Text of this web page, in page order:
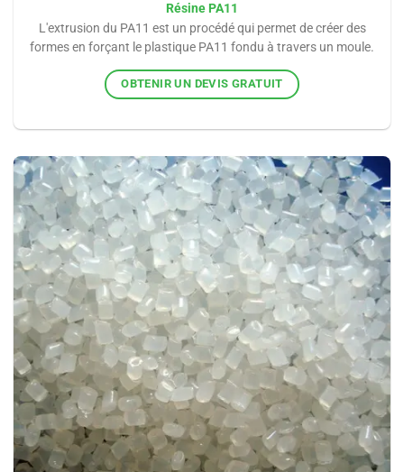
Résine PA11
L'extrusion du PA11 est un procédé qui permet de créer des
formes en forçant le plastique PA11 fondu à travers un moule.
OBTENIR UN DEVIS GRATUIT